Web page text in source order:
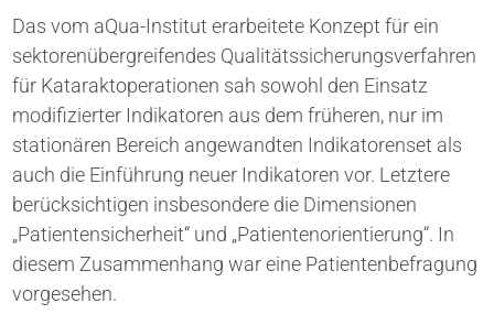
Das vom aQua-Institut erarbeitete Konzept für ein
sektorenübergreifendes Qualitätssicherungsverfahren
für Kataraktoperationen sah sowohl den Einsatz
modifizierter Indikatoren aus dem früheren, nur im
stationären Bereich angewandten Indikatorenset als
auch die Einführung neuer Indikatoren vor. Letztere
berücksichtigen insbesondere die Dimensionen
„Patientensicherheit“ und „Patientenorientierung“. In
diesem Zusammenhang war eine Patientenbefragung
vorgesehen.